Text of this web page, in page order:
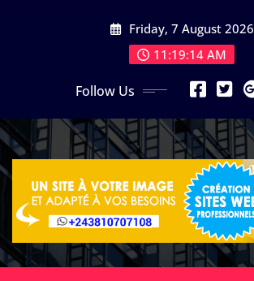
Friday, 7 August 2026
11:19:16 AM
Follow Us